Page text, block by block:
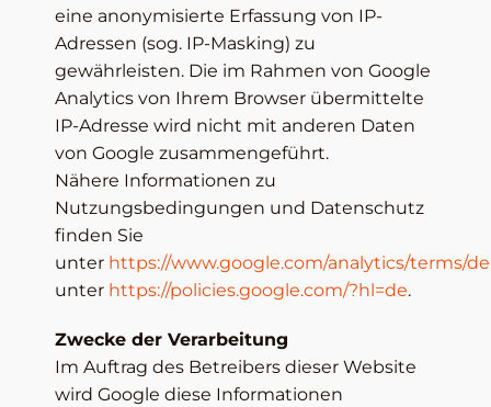
eine anonymisierte Erfassung von IP-
Adressen (sog. IP-Masking) zu
gewährleisten. Die im Rahmen von Google
Analytics von Ihrem Browser übermittelte
IP-Adresse wird nicht mit anderen Daten
von Google zusammengeführt.
Nähere Informationen zu
Nutzungsbedingungen und Datenschutz
finden Sie
unter https://www.google.com/analytics/terms/
unter https://policies.google.com/?hl=de.
Zwecke der Verarbeitung
Im Auftrag des Betreibers dieser Website
wird Google diese Informationen